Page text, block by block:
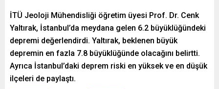
İTÜ Jeoloji Mühendisliği öğretim üyesi Prof. Dr. Cenk
Yaltırak, İstanbul’da meydana gelen 6.2 büyüklüğündeki
depremi değerlendirdi. Yaltırak, beklenen büyük
depremin en fazla 7.8 büyüklüğünde olacağını belirtti.
Ayrıca İstanbul’daki deprem riski en yüksek ve en düşük
ilçeleri de paylaştı.